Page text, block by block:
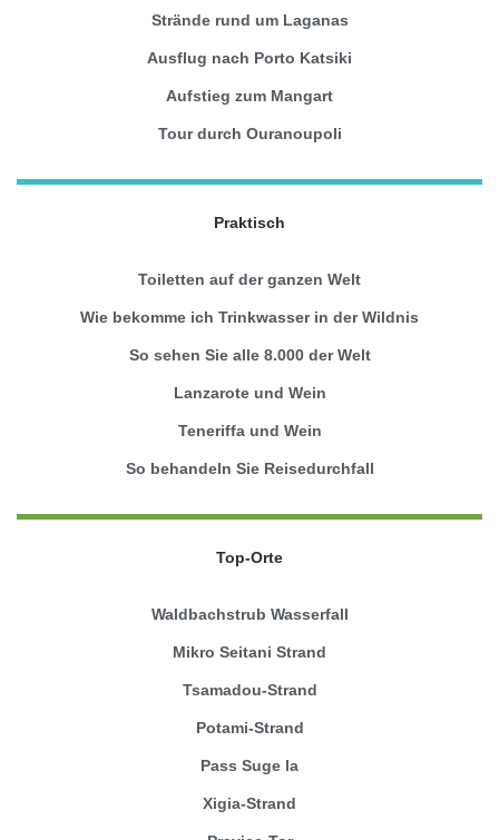
Strände rund um Laganas
Ausflug nach Porto Katsiki
Aufstieg zum Mangart
Tour durch Ouranoupoli
Praktisch
Toiletten auf der ganzen Welt
Wie bekomme ich Trinkwasser in der Wildnis
So sehen Sie alle 8.000 der Welt
Lanzarote und Wein
Teneriffa und Wein
So behandeln Sie Reisedurchfall
Top-Orte
Waldbachstrub Wasserfall
Mikro Seitani Strand
Tsamadou-Strand
Potami-Strand
Pass Suge la
Xigia-Strand